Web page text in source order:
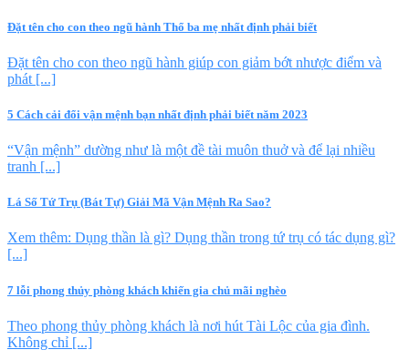
Đặt tên cho con theo ngũ hành Thổ ba mẹ nhất định phải biết
Đặt tên cho con theo ngũ hành giúp con giảm bớt nhược điểm và
phát [...]
5 Cách cải đổi vận mệnh bạn nhất định phải biết năm 2023
“Vận mệnh” dường như là một đề tài muôn thuở và để lại nhiều
tranh [...]
Lá Số Tứ Trụ (Bát Tự) Giải Mã Vận Mệnh Ra Sao?
Xem thêm: Dụng thần là gì? Dụng thần trong tứ trụ có tác dụng gì?
[...]
7 lỗi phong thủy phòng khách khiến gia chủ mãi nghèo
Theo phong thủy phòng khách là nơi hút Tài Lộc của gia đình.
Không chỉ [...]